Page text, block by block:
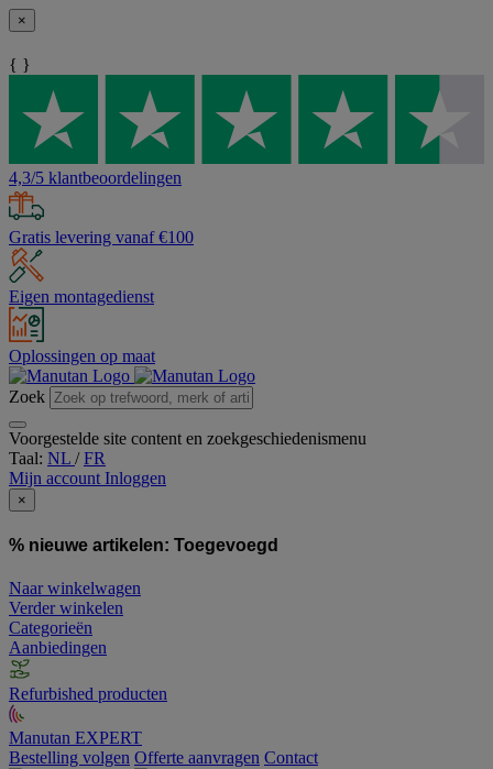
×
{ }
4,3/5 klantbeoordelingen
Gratis levering vanaf €100
Eigen montagedienst
Oplossingen op maat
Zoek
Voorgestelde site content en zoekgeschiedenismenu
Taal: NL /FR
Mijn account Inloggen
×
% nieuwe artikelen: Toegevoegd
Naar winkelwagen
Verder winkelen
Categorieën
Aanbiedingen
Refurbished producten
Manutan EXPERT
Bestelling volgen Offerte aanvragen Contact